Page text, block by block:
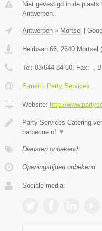
Niet gevestigd in de
Antwerpen.
Antwerpen » Mortsel
Heirbaan 66, 2640 Mortsel (
Tel: 03/644 84 60, Fax: -,
E-mail › Party Services
Website: http://
Party Services Catering
barbecue of ▼
Diensten onbekend
Openingstijden onbekend
Sociale media: